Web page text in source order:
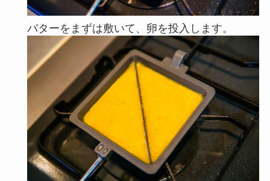
バターをまずは敷いて、卵を投入します。